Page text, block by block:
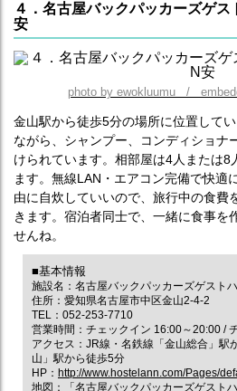
４．名古屋バックパッカーズゲ
安
photo by ewokluumu /
金山駅から徒歩5分の場所に位置して
ながら、シャンプー、コンディショナ
けられています。相部屋は4人または8
ます。無線LAN・エアコン完備で快適
由に自炊していいので、旅行中の食費
きます。宿泊者同士で、一緒に食事を
せんね。
■基本情報
施設名：名古屋バックパッカーズゲスト
住所：愛知県名古屋市中区金山2-4-2
TEL：052-253-7710
営業時間：チェックイン 16:00～20:00 /
アクセス：JR線・名鉄線「金山総合」駅
山」駅から徒歩5分
HP： http://www.hostelann.com/Pages/
地図：
「名古屋バックパッカーズゲスト